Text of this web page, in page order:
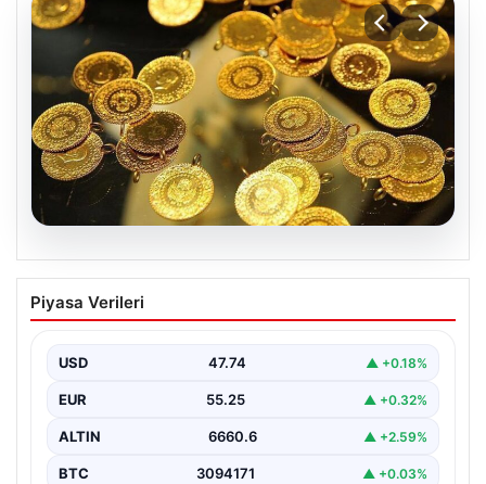
07.08.2026
Altın fiyatları canlı 7 Nisan 2026: Altın
fiyatları bugün ne kadar oldu?
Piyasa Verileri
USD 47.74 ▲ +0.18%
EUR 55.25 ▲ +0.32%
ALTIN 6660.6 ▲ +2.59%
BTC 3094171 ▲ +0.03%